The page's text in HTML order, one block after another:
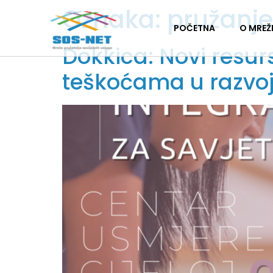
POČETNA O MREŽI
Oznaka:
Dokkica: Novi
teškoćama u